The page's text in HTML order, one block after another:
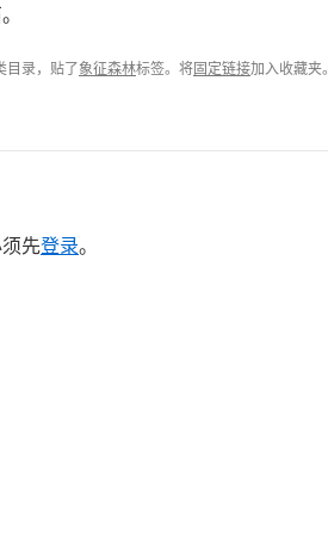
目录，贴了象征森林标签。将固定链接加入收藏夹。
先登录。